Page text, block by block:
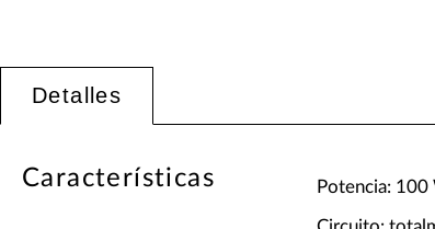
Detalles
Características Potencia: 100